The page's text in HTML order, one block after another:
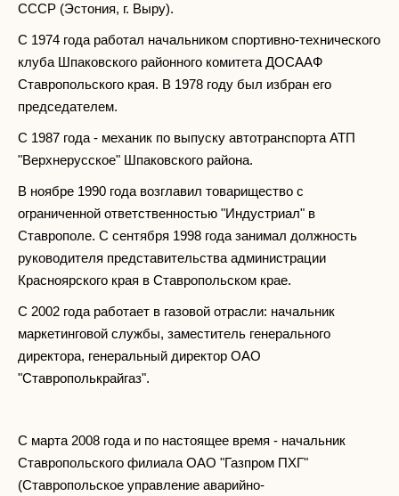
СССР (Эстония, г. Выру).
С 1974 года работал начальником спортивно-технического
клуба Шпаковского районного комитета ДОСААФ
Ставропольского края. В 1978 году был избран его
председателем.
С 1987 года - механик по выпуску автотранспорта АТП
"Верхнерусское" Шпаковского района.
В ноябре 1990 года возглавил товарищество с
ограниченной ответственностью "Индустриал" в
Ставрополе. С сентября 1998 года занимал должность
руководителя представительства администрации
Красноярского края в Ставропольском крае.
С 2002 года работает в газовой отрасли: начальник
маркетинговой службы, заместитель генерального
директора, генеральный директор ОАО
"Ставрополькрайгаз".
С марта 2008 года и по настоящее время - начальник
Ставропольского филиала ОАО "Газпром ПХГ"
(Ставропольское управление аварийно-